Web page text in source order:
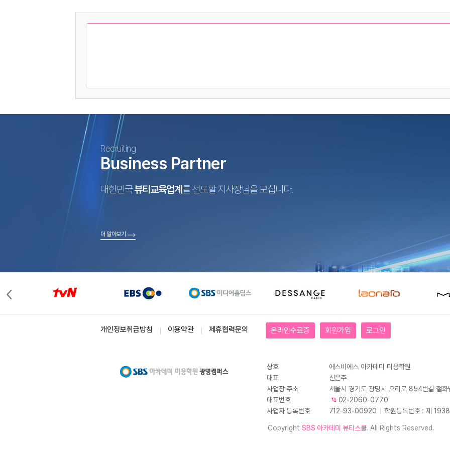
Recruiting
Business Partner
대한민국뷰티교육업계 를 선도할 지사장님을 모십니다.
더 알아보기
개인정보취급방침 이용약관 제휴협력문의 온라인수료증 회원가입 로그인
상호
에스비에스 아카데미 미용학원
대표
신은주
사업장 주소
서울시 경기도 광명시 오리로 854번길 철
대표번호
02-2060-0770
사업자 등록번호
712-93-00920 학원등록번호 : 제
Copyright SBS 아카데미 뷰티스쿨. All Rights Reserved.